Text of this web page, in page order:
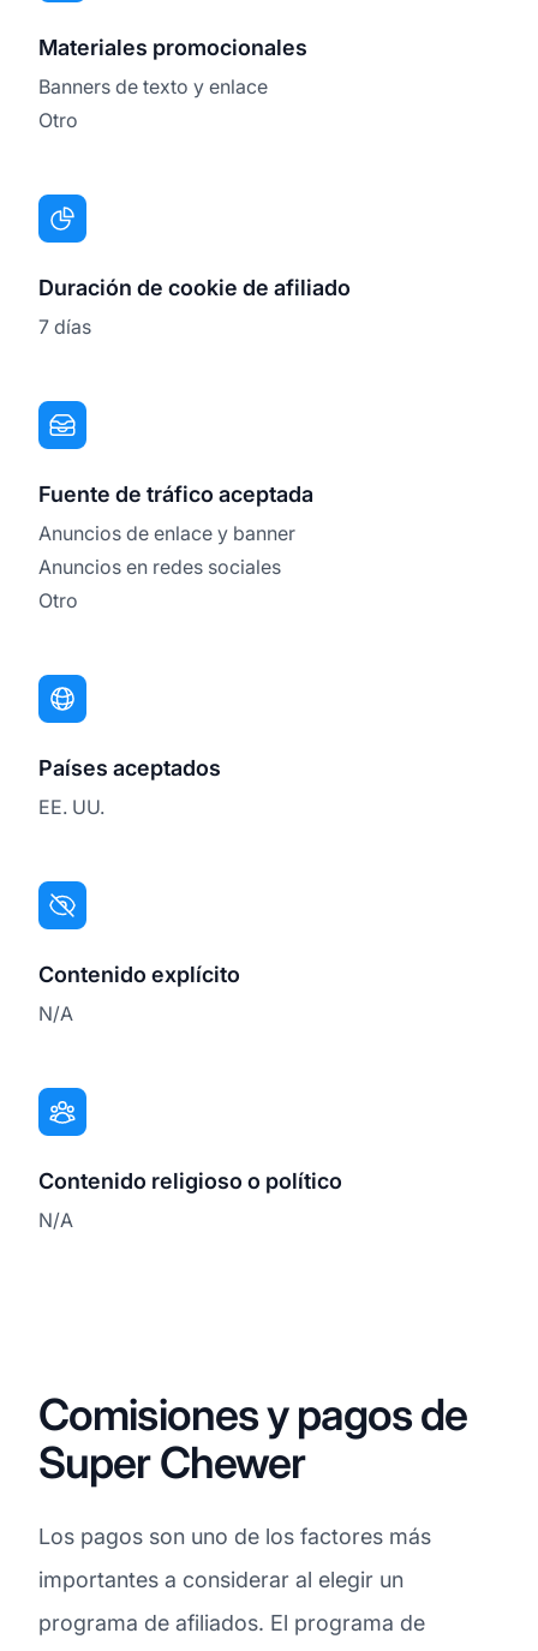
Materiales promocionales
Banners de texto y enlace
Otro
Duración de cookie de afiliado
7 días
Fuente de tráfico aceptada
Anuncios de enlace y banner
Anuncios en redes sociales
Otro
Países aceptados
EE. UU.
Contenido explícito
N/A
Contenido religioso o político
N/A
Comisiones y pagos de
Super Chewer
Los pagos son uno de los factores más
importantes a considerar al elegir un
programa de afiliados. El programa de